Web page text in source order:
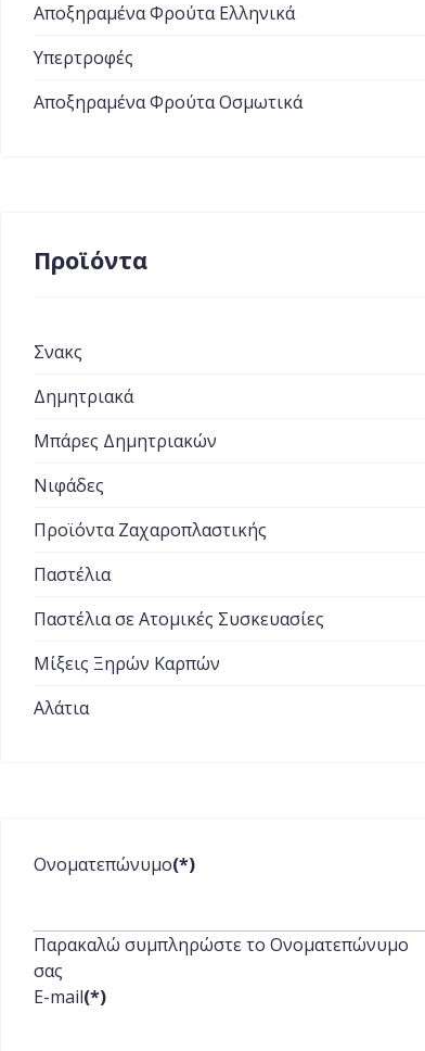
Αποξηραμένα Φρούτα Ελληνικά
Υπερτροφές
Αποξηραμένα Φρούτα Οσμωτικά
Προϊόντα
Σνακς
Δημητριακά
Μπάρες Δημητριακών
Νιφάδες
Προϊόντα Ζαχαροπλαστικής
Παστέλια
Παστέλια σε Ατομικές Συσκευασίες
Μίξεις Ξηρών Καρπών
Αλάτια
Ονοματεπώνυμο(*)
Παρακαλώ συμπληρώστε το Ονοματεπώνυμο
σας
E-mail(*)